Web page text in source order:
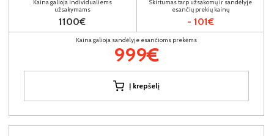
Kaina galioja individualiems
užsakymams
1100€
Skirtumas tarp užsakomų ir sandėlyje
esančių prekių kainų
- 101€
Kaina galioja sandėlyje esančioms prekėms
999€
Į krepšelį